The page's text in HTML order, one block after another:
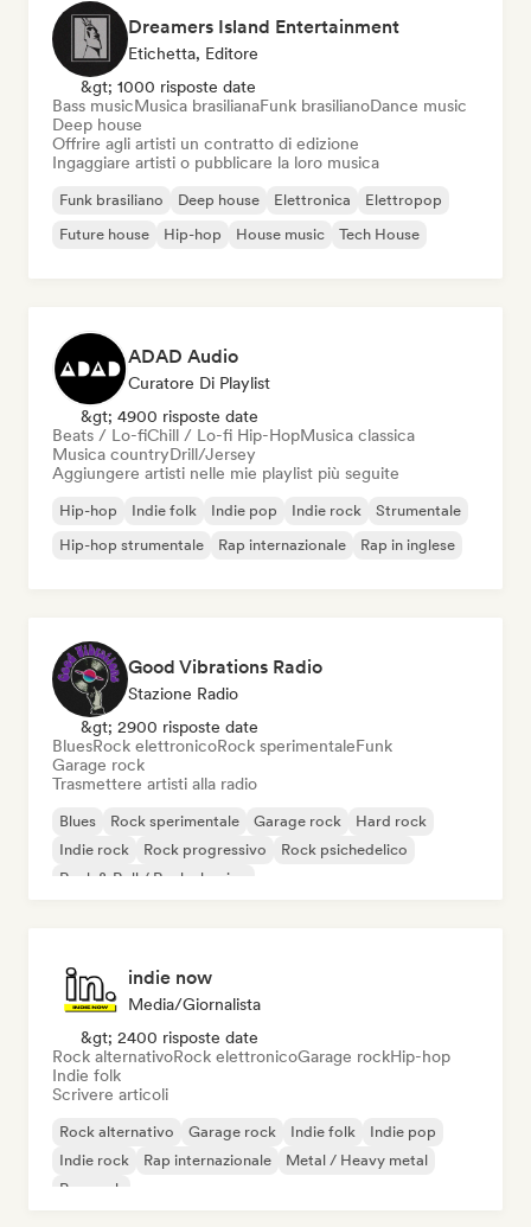
Dreamers Island Entertainment
Etichetta, Editore
&gt; 1000 risposte date
Bass musicMusica brasilianaFunk brasilianoDance music
Deep house
Offrire agli artisti un contratto di edizione
Ingaggiare artisti o pubblicare la loro musica
Funk brasiliano Deep house Elettronica
Elettropop
Future house
Hip-hop House music Tech House
ADAD Audio
Curatore Di Playlist
&gt; 4900 risposte date
Beats / Lo-fiChill / Lo-fi Hip-HopMusica classica
Musica countryDrill/Jersey
Aggiungere artisti nelle mie playlist più seguite
Hip-hop Indie folk Indie pop Indie rock
Strumentale
Hip-hop strumentale
Rap internazionale Rap in inglese
Good Vibrations Radio
Stazione Radio
&gt; 2900 risposte date
BluesRock elettronicoRock sperimentaleFunk
Garage rock
Trasmettere artisti alla radio
Blues Rock sperimentale Garage rock
Hard rock
Indie rock
Rock progressivo
Rock psichedelico
Rock & Roll / Rock classico
indie now
Media/Giornalista
&gt; 2400 risposte date
Rock alternativoRock elettronicoGarage rockHip-hop
Indie folk
Scrivere articoli
Rock alternativo Garage rock Indie folk
Indie pop
Indie rock
Rap internazionale
Metal / Heavy metal
Pop rock